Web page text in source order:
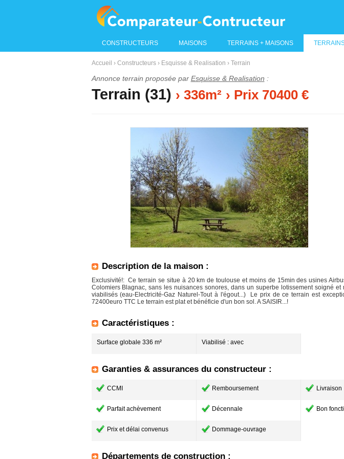
CONSTRUCTEURS MAISONS TERRAINS + MAISONS
Accueil › Constructeurs› Esquisse & Realisation › Terrain
Annonce terrain proposée par Esquisse & Realisation :
Terrain (31) › 336m² › Prix 70400 €
Description de la maison :
Exclusivité!: Ce terrain se situe à 20 km de toulouse et moins de 15min des usines
Colomiers Blagnac, sans les nuisances sonores, dans un superbe lotissement soigné et
viabilisés (eau-Electricité-Gaz Naturel-Tout à l'égout...) Le prix de ce terrain est
72400euro TTC Le terrain est plat et bénéficie d'un bon sol. A SAISIR...!
Caractéristiques :
Surface globale 336 m² Viabilisé : avec
Garanties & assurances du constructeur :
CCMI Remboursement Livraison
Parfait achèvement Décennale Bon
Prix et délai convenus Dommage-ouvrage
Départements de construction :